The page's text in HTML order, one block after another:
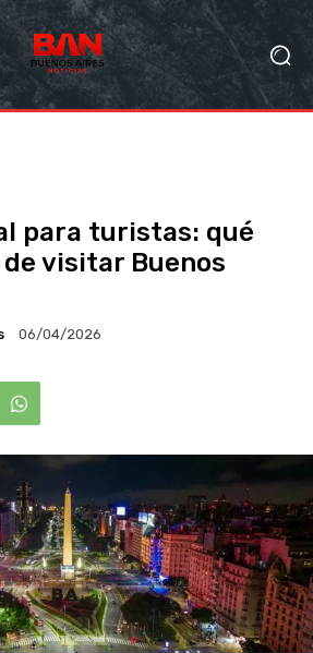
para turistas: qué
visitar Buenos
06/04/2026